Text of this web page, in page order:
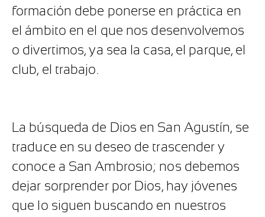
formación debe ponerse en práctica en
el ámbito en el que nos desenvolvemos
o divertimos, ya sea la casa, el parque, el
club, el trabajo.
La búsqueda de Dios en San Agustín, se
traduce en su deseo de trascender y
conoce a San Ambrosio; nos debemos
dejar sorprender por Dios, hay jóvenes
que lo siguen buscando en nuestros